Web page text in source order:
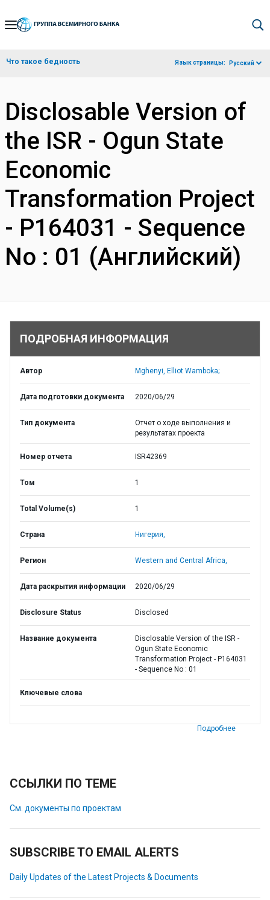
Skip
Navigation
Что такое бедность Язык страницы: Русский
Disclosable Version of
the ISR - Ogun State
Economic
Transformation Project
- P164031 - Sequence
No : 01 (Английский)
ПОДРОБНАЯ ИНФОРМАЦИЯ
Автор Mghenyi, Elliot Wamboka;
Дата подготовки документа 2020/06/29
Тип документа
Отчет о ходе выполнения и
результатах проекта
Номер отчета ISR42369
Том 1
Total Volume(s) 1
Страна Нигерия,
Регион Western and Central Africa,
Дата раскрытия информации 2020/06/29
Disclosure Status Disclosed
Название документа
Disclosable Version of the ISR -
Ogun State Economic
Transformation Project - P164031
- Sequence No : 01
Ключевые слова
Подробнее
ССЫЛКИ ПО ТЕМЕ
См. документы по проектам
SUBSCRIBE TO EMAIL ALERTS
Daily Updates of the Latest Projects & Documents